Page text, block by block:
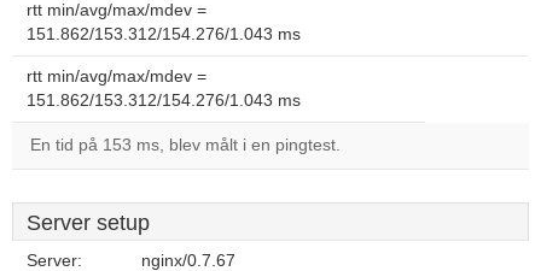
rtt min/avg/max/mdev =
151.862/153.312/154.276/1.043 ms
rtt min/avg/max/mdev =
151.862/153.312/154.276/1.043 ms
En tid på 153 ms, blev målt i en pingtest.
Server setup
Server: nginx/0.7.67